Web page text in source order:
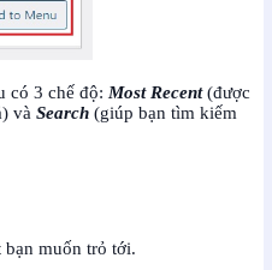
có 3 chế độ: Most Recent (được
và Search (giúp bạn tìm kiếm
muốn trỏ tới.